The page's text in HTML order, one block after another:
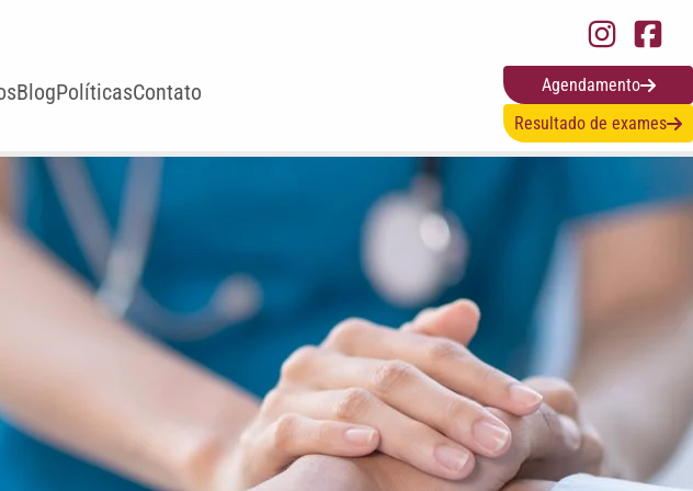
BlogPolíticasContato
Agendamento
Resultado de exames